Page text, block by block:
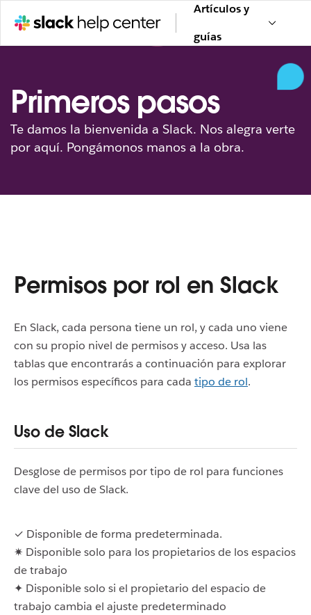
Artículos y
guías
Primeros pasos
Te damos la bienvenida a Slack. Nos alegra verte
por aquí. Pongámonos manos a la obra.
Permisos por rol en Slack
En Slack, cada persona tiene un rol, y cada uno viene
con su propio nivel de permisos y acceso. Usa las
tablas que encontrarás a continuación para explorar
los permisos específicos para cada tipo de rol.
Uso de Slack
Desglose de permisos por tipo de rol para funciones
clave del uso de Slack.
✓ Disponible de forma predeterminada.
✷ Disponible solo para los propietarios de los espacios
de trabajo
✦ Disponible solo si el propietario del espacio de
trabajo cambia el ajuste predeterminado